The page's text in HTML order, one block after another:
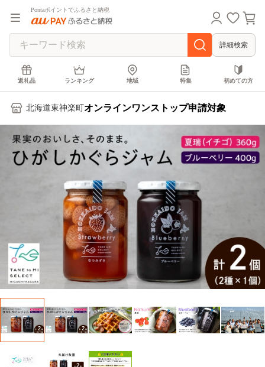
Pontaポイントでふるさと納税
詳細検索
返礼品 ランキング 地域 特集 初めての方
北海道東神楽町 オンラインワンストップ申請対象